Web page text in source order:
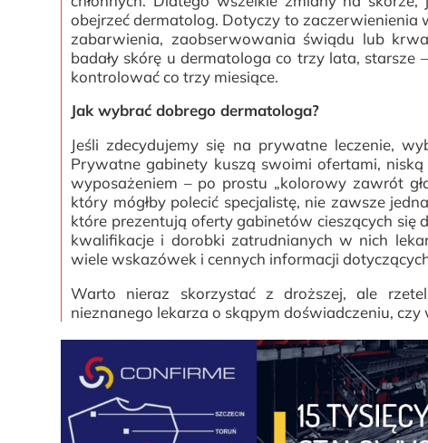
obejrzeć dermatolog. Dotyczy to zaczerwienienia
zabarwienia, zaobserwowania świądu lub
badały skórę u dermatologa co trzy lata,
kontrolować co trzy miesiące.
Jak wybrać dobrego dermatologa?
Jeśli zdecydujemy się na prywatne leczenie,
Prywatne gabinety kuszą swoimi ofertami,
wyposażeniem – po prostu „kolorowy zawrót
który mógłby polecić specjalistę, nie zawsze
które prezentują oferty gabinetów cieszących
kwalifikacje i dorobki zatrudnianych w nich
wiele wskazówek i cennych informacji
Warto nieraz skorzystać z droższej, ale
nieznanego lekarza o skąpym doświadczeniu,